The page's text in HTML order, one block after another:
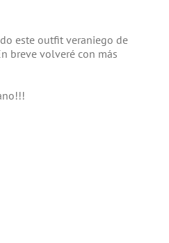
este outfit veraniego de
breve volveré con más